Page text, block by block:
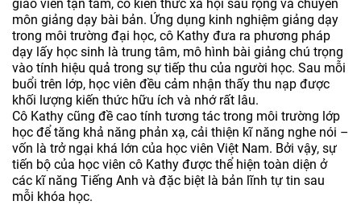
giáo viên tận tâm, có kiến thức xã hội sâu rộng và chuyên
môn giảng dạy bài bản. Ứng dụng kinh nghiệm giảng dạy
trong môi trường đại học, cô Kathy đưa ra phương pháp
dạy lấy học sinh là trung tâm, mô hình bài giảng chú trọng
vào tính hiệu quả trong sự tiếp thu của người học. Sau mỗi
buổi trên lớp, học viên đều cảm nhận thấy thu nạp được
khối lượng kiến thức hữu ích và nhớ rất lâu.
Cô Kathy cũng đề cao tính tương tác trong môi trường lớp
học để tăng khả năng phản xạ, cải thiện kĩ năng nghe nói –
vốn là trở ngại khá lớn của học viên Việt Nam. Bởi vậy, sự
tiến bộ của học viên cô Kathy được thể hiện toàn diện ở
các kĩ năng Tiếng Anh và đặc biệt là bản lĩnh tự tin sau
mỗi khóa học.